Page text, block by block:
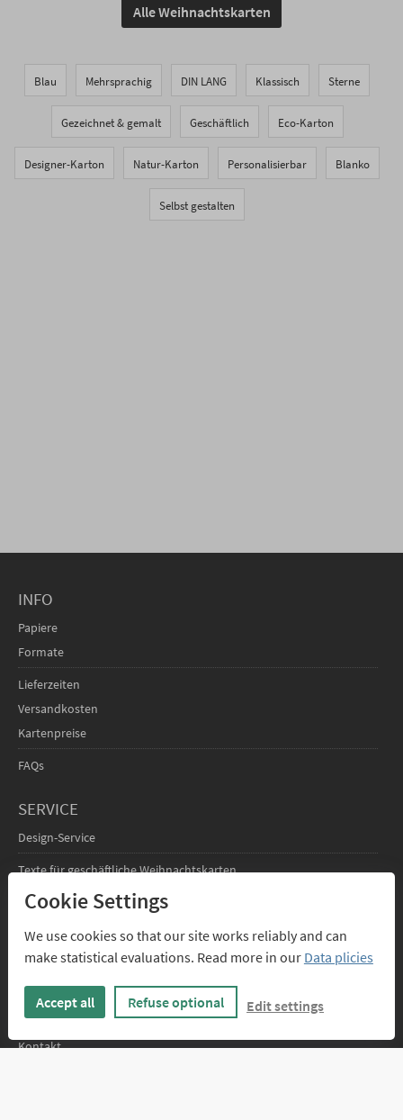
Alle Weihnachtskarten
Blau Mehrsprachig DIN LANG Klassisch Sterne
Gezeichnet & gemalt Geschäftlich Eco-Karton
Designer-Karton Natur-Karton Personalisierbar Blanko
Selbst gestalten
INFO
Papiere
Formate
Lieferzeiten
Versandkosten
Kartenpreise
FAQs
SERVICE
Design-Service
Texte für geschäftliche Weihnachtskarten
FÜR DESIGNER
Infos für Designer
ÜBER UNS
Kontakt
Cookie Settings
We use cookies so that our site works reliably and can
make statistical evaluations. Read more in our Data plicies
Accept all Refuse optional Edit settings